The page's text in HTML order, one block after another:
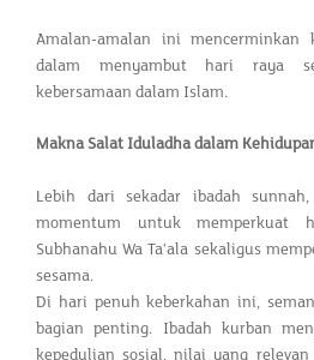
Amalan-amalan ini mencerminkan
dalam menyambut hari raya
kebersamaan dalam Islam.
Makna Salat Iduladha dalam
Lebih dari sekadar ibadah
momentum untuk memperkuat
Subhanahu Wa Ta'ala sekaligus
sesama.
Di hari penuh keberkahan ini,
bagian penting. Ibadah kurban
kepedulian sosial, nilai yang